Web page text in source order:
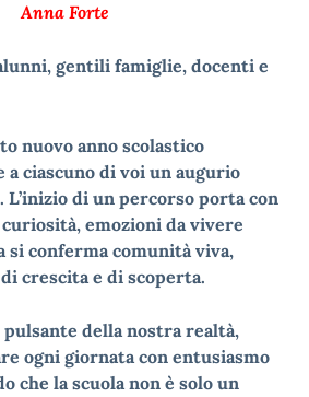
Anna Forte
gentili famiglie, docenti e
nuovo anno scolastico
ciascuno di voi un augurio
L’inizio di un percorso porta con
emozioni da vivere
si conferma comunità viva,
crescita e di scoperta.
della nostra realtà,
ogni giornata con entusiasmo
che la scuola non è solo un